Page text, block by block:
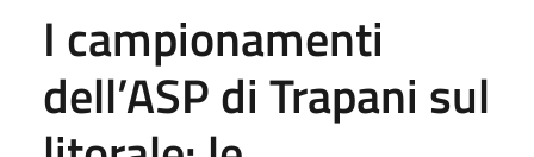
I campionamenti
dell’ASP di Trapani sul